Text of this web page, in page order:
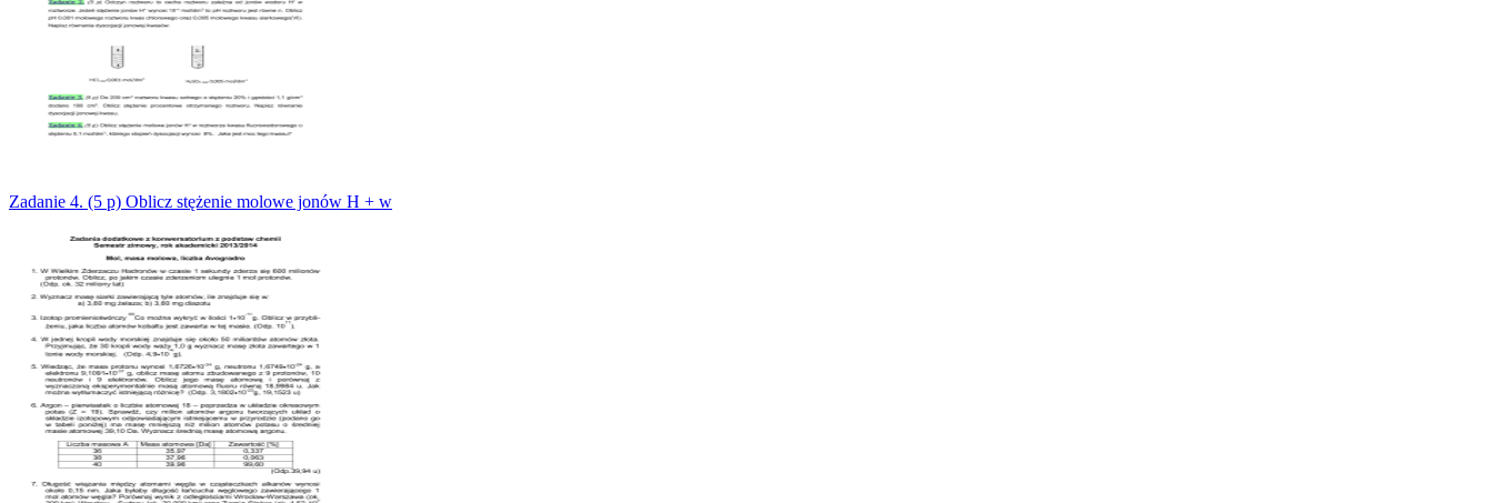
Zadanie 4. (5 p) Oblicz stężenie molowe jonów H + w